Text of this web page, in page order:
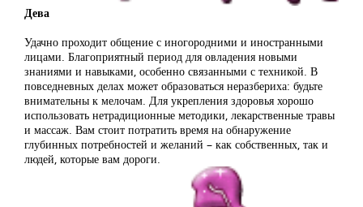
Дева
Удачно проходит общение с иногородними и иностранными
лицами. Благоприятный период для овладения новыми
знаниями и навыками, особенно связанными с техникой. В
повседневных делах может образоваться неразбериха: будьте
внимательны к мелочам. Для укрепления здоровья хорошо
использовать нетрадиционные методики, лекарственные травы
и массаж. Вам стоит потратить время на обнаружение
глубинных потребностей и желаний – как собственных, так и
людей, которые вам дороги.